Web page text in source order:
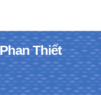
Thiết